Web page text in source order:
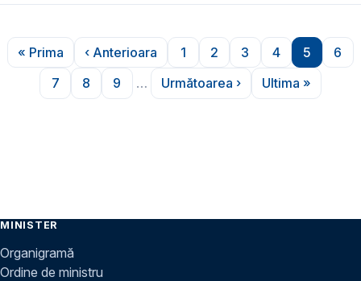
Paginare
Prima pagină
« Prima
Pagina anterioară
‹ Anterioara
Pagina
1
Pagina
2
Pagina
3
Pagina
4
Pagina
5 6
Pagina
7
Pagina
8
Pagina
9 …
Pagina următoare
Următoarea ›
Ultima
Ultima »
MINISTER
Organigramă
Ordine de ministru